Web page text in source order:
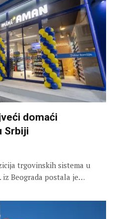
domaći
Srbiji
trgovinskih sistema u
iz Beograda postala je…